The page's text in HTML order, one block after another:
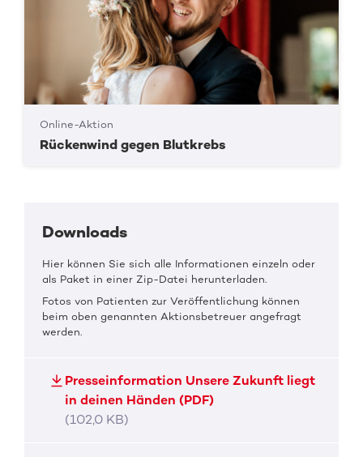
Online-Aktion
Rückenwind gegen Blutkrebs
Downloads
Hier können Sie sich alle Informationen einzeln oder
als Paket in einer Zip-Datei herunterladen.
Fotos von Patienten zur Veröffentlichung können
beim oben genannten Aktionsbetreuer angefragt
werden.
Presseinformation Unsere Zukunft liegt
in deinen Händen (PDF)
(102,0 KB)